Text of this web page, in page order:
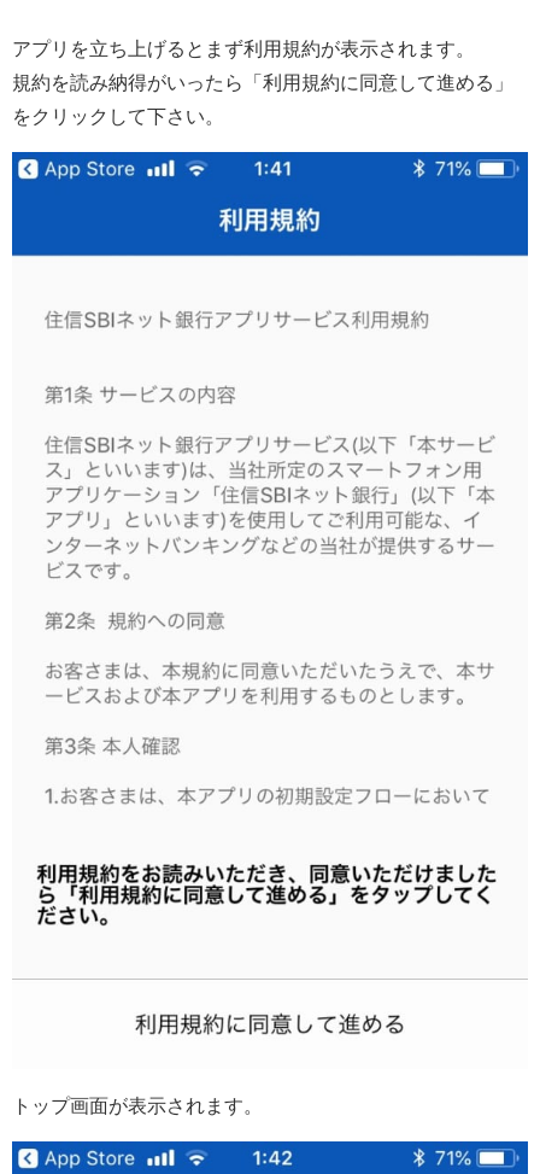
アプリを立ち上げるとまず利用規約が表示されます。
規約を読み納得がいったら「利用規約に同意して進める」
をクリックして下さい。
トップ画面が表示されます。